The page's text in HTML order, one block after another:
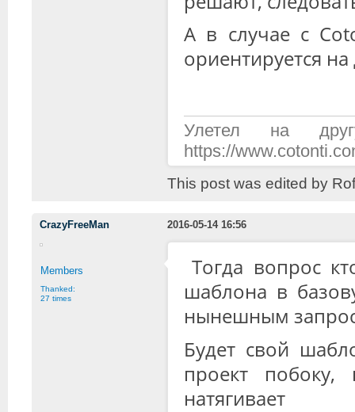
А в случае с
ориентируется
Улетел на
https://
This post was edited by
CrazyFreeMan 2016-05-14 16:56
Members
Thanked:
27 times
Тогда вопрос
шаблона в
нынешным
Будет свой
проект побоку,
натягивает